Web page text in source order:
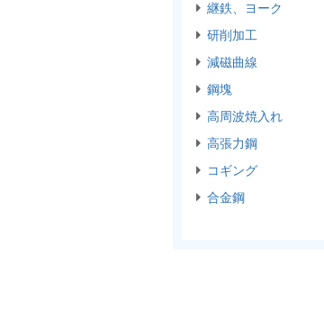
継鉄、ヨーク
研削加工
減磁曲線
鋼塊
高周波焼入れ
高張力鋼
コギング
合金鋼